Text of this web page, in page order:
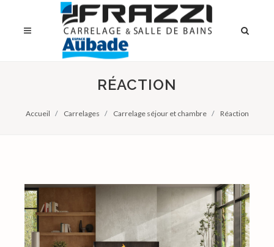
RÉACTION
Accueil Carrelages Carrelage séjour et chambre Réaction